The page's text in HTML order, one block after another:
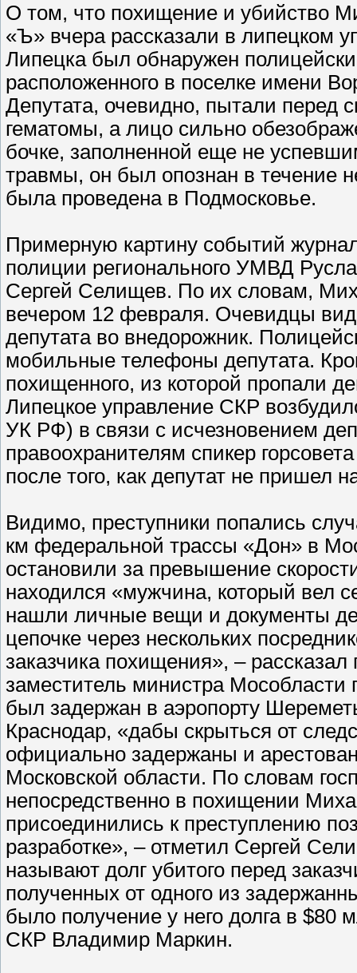
О том, что похищение и убийство
«Ъ» вчера рассказали в липецком
Липецка был обнаружен
расположенного в поселке имени
Депутата, очевидно, пытали перед
гематомы, а лицо сильно
бочке, заполненной еще не
травмы, он был опознан в течение
была проведена в Подмосковье.
Примерную картину событий
полиции регионального УМВД
Сергей Селищев. По их словам,
вечером 12 февраля. Очевидцы
депутата во внедорожник.
мобильные телефоны депутата.
похищенного, из которой пропали
Липецкое управление СКР
УК РФ) в связи с исчезновением
правоохранителям спикер
после того, как депутат не пришел
Видимо, преступники попались
км федеральной трассы «Дон» в
остановили за превышение
находился «мужчина, который вел
нашли личные вещи и документы
цепочке через нескольких
заказчика похищения», –
заместитель министра
был задержан в аэропорту
Краснодар, «дабы скрыться от
официально задержаны и
Московской области. По словам
непосредственно в похищении
присоединились к преступлению
разработке», – отметил Сергей
называют долг убитого перед
полученных от одного из
было получение у него долга в $80
СКР Владимир Маркин.